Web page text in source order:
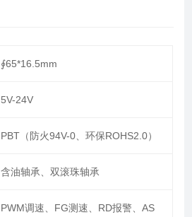
∮65*16.5mm
5V-24V
PBT（防火94V-0、环保ROHS2.0）
含油轴承、双滚珠轴承
PWM调速、FG测速、RD报警、AS